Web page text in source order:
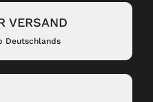
VERSAND
Deutschlands